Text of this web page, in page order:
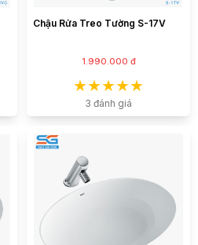
Chậu Rửa Treo Tường S-17V
1.990.000 đ
3 đánh giá